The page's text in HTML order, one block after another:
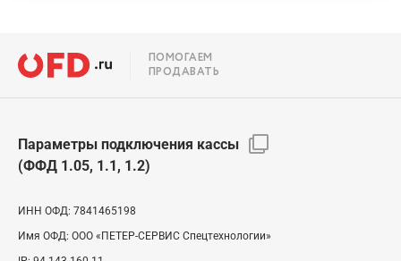
ПОМОГАЕМ
ПРОДАВАТЬ
Параметры подключения кассы
(ФФД 1.05, 1.1, 1.2)
ИНН ОФД: 7841465198
Имя ОФД: ООО «ПЕТЕР-СЕРВИС Спецтехнологии»